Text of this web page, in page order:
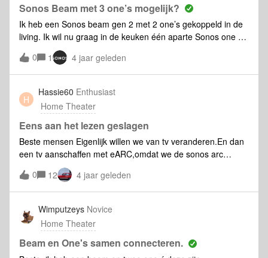
Sonos Beam met 3 one’s mogelijk?
Ik heb een Sonos beam gen 2 met 2 one’s gekoppeld in de
living. Ik wil nu graag in de keuken één aparte Sonos one SL
speaker plaatsen met de mogelijkheid om deze te koppelen
en ontkoppelen van het geluid in de living. Bedoeling is om
zelfde muziek af te spelen in beide ruimtes, maar als de tv
aanstaat enkel de living te laten spelen en het geluid in de
keuken te kunnen afzetten.Kan je dit met zo één SL in de
keuken doen of moet je er steeds per twee koppelen aan de
beam?Kan je met deze ene SL dan ook de rest in de living
aansturen met voice command?Alvast bedankt voor jullie
advies!
0 1 4 jaar geleden
H
Hassie60 Enthusiast
Home Theater
Eens aan het lezen geslagen
Beste mensen Eigenlijk willen we van tv veranderen.En dan
een tv aanschaffen met eARC,omdat we de sonos arc
aangeschaft hebben.Op diverse fora lees ik dat er veel
problemen zijn met eARC op zowel Philips als op Samsung
tv’s.Ook hier op het forum lees ik dat er best wel problemen
zijn met eARC.Dus vragen wij ons af wat is wijsheid?
Gewoon eigenwijs zijn en tv met eARC aanschaffen?eArc
willen we eigenlijk omdat we vrij veel films kijken via onze
media speler die 4K en dolby atmos kan doorgeven.Maar
als het bron van ergernis gaat worden ,dan misschien maar
0 12 4 jaar geleden
Wimputzeys Novice
Home Theater
Beam en One's samen connecteren.